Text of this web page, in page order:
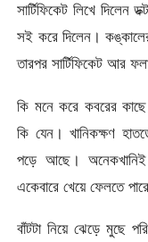
সার্টিফিকেট লিখে দিলেন
সই করে দিলেন।
তারপর সার্টিফিকেট আর
কি মনে করে কবরের
কি যেন। খানিকক্ষণ
পড়ে আছে। অনেকখানিই
একেবারে খেয়ে ফেলতে
বাঁটটা নিয়ে ঝেড়ে মুছে